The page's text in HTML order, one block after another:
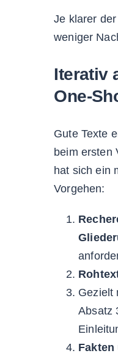
Je klarer
weniger
Iterativ
One-
Gute Texte
beim ersten
hat sich ein
Vorgehen:
Gezielt
Absatz
Fakten